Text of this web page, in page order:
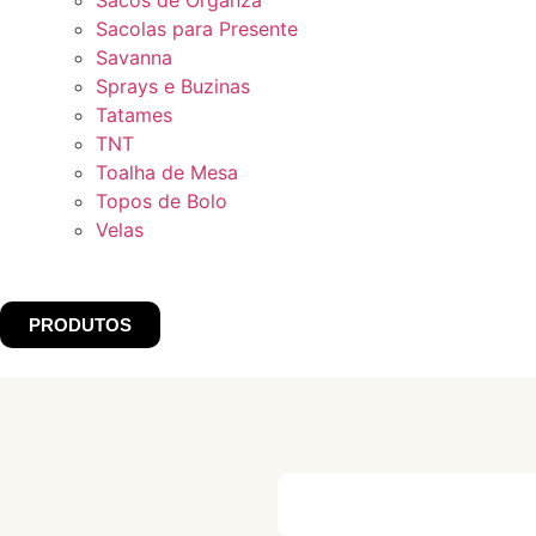
Sacolas para Presente
Savanna
Sprays e Buzinas
Tatames
TNT
Toalha de Mesa
Topos de Bolo
Velas
PRODUTOS